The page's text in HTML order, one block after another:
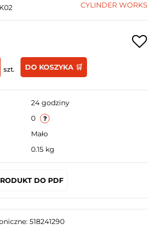
CYLINDER WORKS
szt. DO KOSZYKA 🛒
24 godziny
0
Mało
0.15 kg
DO PDF
518241290